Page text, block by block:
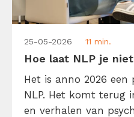
25-05-2026 11 min.
Hoe laat NLP je
Het is anno 2026
NLP. Het komt terug
en verhalen van